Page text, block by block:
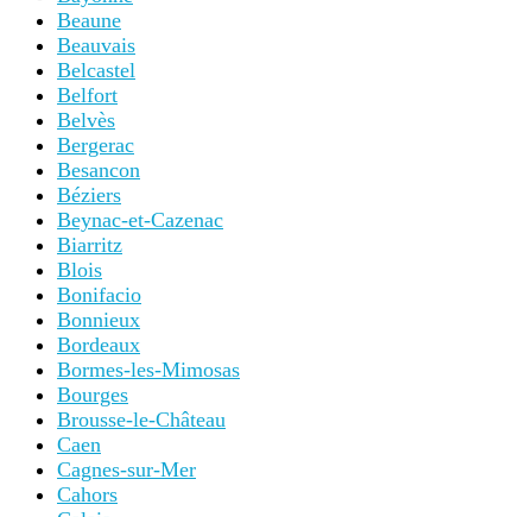
Beaune
Beauvais
Belcastel
Belfort
Belvès
Bergerac
Besancon
Béziers
Beynac-et-Cazenac
Biarritz
Blois
Bonifacio
Bonnieux
Bordeaux
Bormes-les-Mimosas
Bourges
Brousse-le-Château
Caen
Cagnes-sur-Mer
Cahors